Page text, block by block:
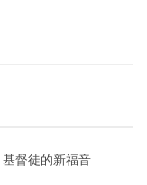
基督徒的新福音